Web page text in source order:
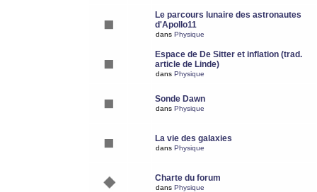
Le parcours lunaire des astronautes
d'Apollo11
dans Physique
Espace de De Sitter et inflation (trad.
article de Linde)
dans Physique
Sonde Dawn
dans Physique
La vie des galaxies
dans Physique
Charte du forum
dans Physique